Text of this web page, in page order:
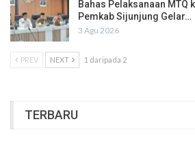
Bahas Pelaksanaan MTQ
Pemkab Sijunjung Gelar…
3 Agu 2026
PREV NEXT 1 daripada 2
TERBARU